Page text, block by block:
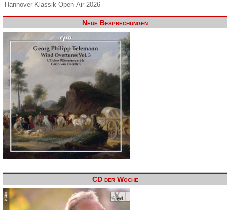
Hannover Klassik Open-Air 2026
Neue Besprechungen
CD der Woche